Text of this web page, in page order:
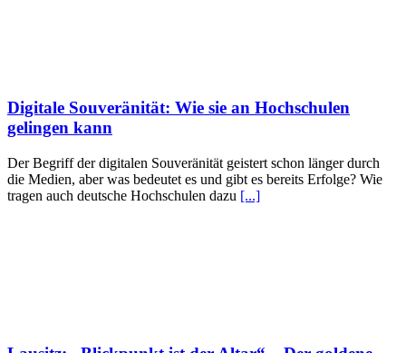
Digitale Souveränität: Wie sie an Hochschulen
gelingen kann
Der Begriff der digitalen Souveränität geistert schon länger durch
die Medien, aber was bedeutet es und gibt es bereits Erfolge? Wie
tragen auch deutsche Hochschulen dazu [...]